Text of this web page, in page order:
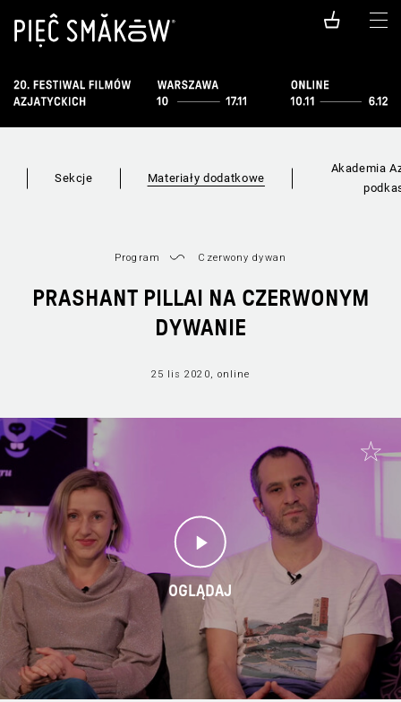
Sekcje Materiały dodatkowe
Akademia
Program Czerwony dywan
PRASHANT PILLAI NA CZERWONYM
DYWANIE
25 lis 2020, online
OGLĄDAJ